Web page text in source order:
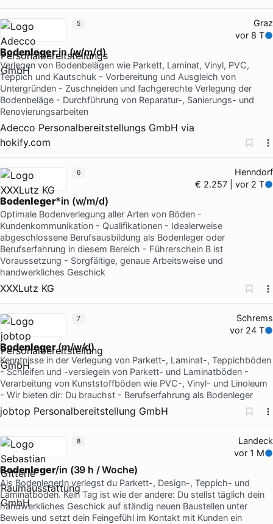
Graz
vor 8 T
Bodenleger:in (w/m/d)
Verlegen von Bodenbelägen wie Parkett, Laminat, Vinyl, PVC,
Teppich und Kautschuk - Vorbereitung und Ausgleich von
Untergründen - Zuschneiden und fachgerechte Verlegung der
Bodenbeläge - Durchführung von Reparatur-, Sanierungs- und
Renovierungsarbeiten
Adecco Personalbereitstellungs GmbH via
hokify.com
5
Henndorf
€ 2.257 | vor 2 T
Bodenleger*in (w/m/d)
Optimale Bodenverlegung aller Arten von Böden -
Kundenkommunikation - Qualifikationen - Idealerweise
abgeschlossene Berufsausbildung als Bodenleger oder
Berufserfahrung in diesem Bereich - Führerschein B ist
Voraussetzung - Sorgfältige, genaue Arbeitsweise und
handwerkliches Geschick
XXXLutz KG
6
Schrems
vor 24 T
Bodenleger(m/w/d)
Kenntnisse in der Verlegung von Parkett-, Laminat-, Teppichböden
- Schleifen und -versiegeln von Parkett- und Laminatböden -
Verarbeitung von Kunststoffböden wie PVC-, Vinyl- und Linoleum
- Wir bieten dir: Du brauchst - Berufserfahrung als Bodenleger
jobtop Personalbereitstellung GmbH
7
Landeck
vor 1 M
Bodenleger/in (39 h / Woche)
Als BodenlegerIn verlegst du Parkett-, Design-, Teppich- und
Laminatböden. Kein Tag ist wie der andere: Du stellst täglich dein
handwerkliches Geschick auf ständig neuen Baustellen unter
Beweis und setzt dein Feingefühl im Kontakt mit Kunden ein
8